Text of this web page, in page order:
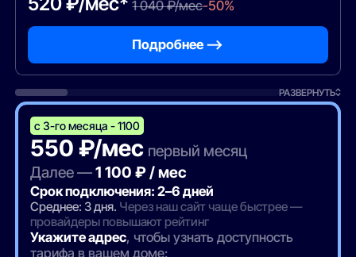
1 040 ₽/мес-50%
Подробнее —>
РАЗВЕРНУТЬ
с 3-го месяца - 1100
550 ₽/мес первый месяц
Далее —1 100 ₽ / мес
Срок подключения: 2–6 дней
Среднее: 3 дня. Через наш сайт чаще быстрее —
провайдеры повышают рейтинг
Укажите адрес, чтобы узнать доступность
тарифа в вашем доме: